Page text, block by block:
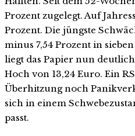
Prozent zugelegt. Auf
Prozent. Die jüngste
minus 7,54 Prozent in
liegt das Papier nun
Hoch von 13,24 Euro. Ein
Überhitzung noch
sich in einem
passt.